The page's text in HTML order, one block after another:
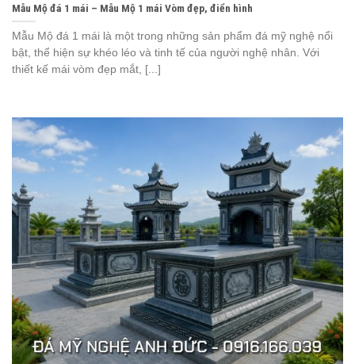
Mẫu Mộ đá 1 mái – Mẫu Mộ 1 mái Vòm đẹp, điển hình
Mẫu Mộ đá 1 mái là một trong những sản phẩm đá mỹ nghệ nổi
bật, thể hiện sự khéo léo và tinh tế của người nghệ nhân. Với
thiết kế mái vòm đẹp mắt, [...]